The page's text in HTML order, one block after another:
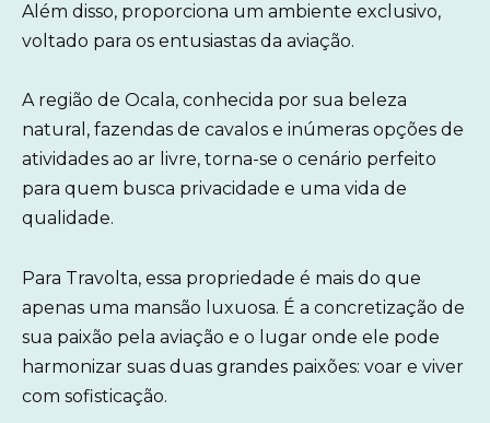
Além disso, proporciona um ambiente exclusivo,
voltado para os entusiastas da aviação.
A região de Ocala, conhecida por sua beleza
natural, fazendas de cavalos e inúmeras opções de
atividades ao ar livre, torna-se o cenário perfeito
para quem busca privacidade e uma vida de
qualidade.
Para Travolta, essa propriedade é mais do que
apenas uma mansão luxuosa. É a concretização de
sua paixão pela aviação e o lugar onde ele pode
harmonizar suas duas grandes paixões: voar e viver
com sofisticação.